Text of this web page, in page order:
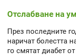
Отслабване на
През последните
наричат болестта
го смятат диабет